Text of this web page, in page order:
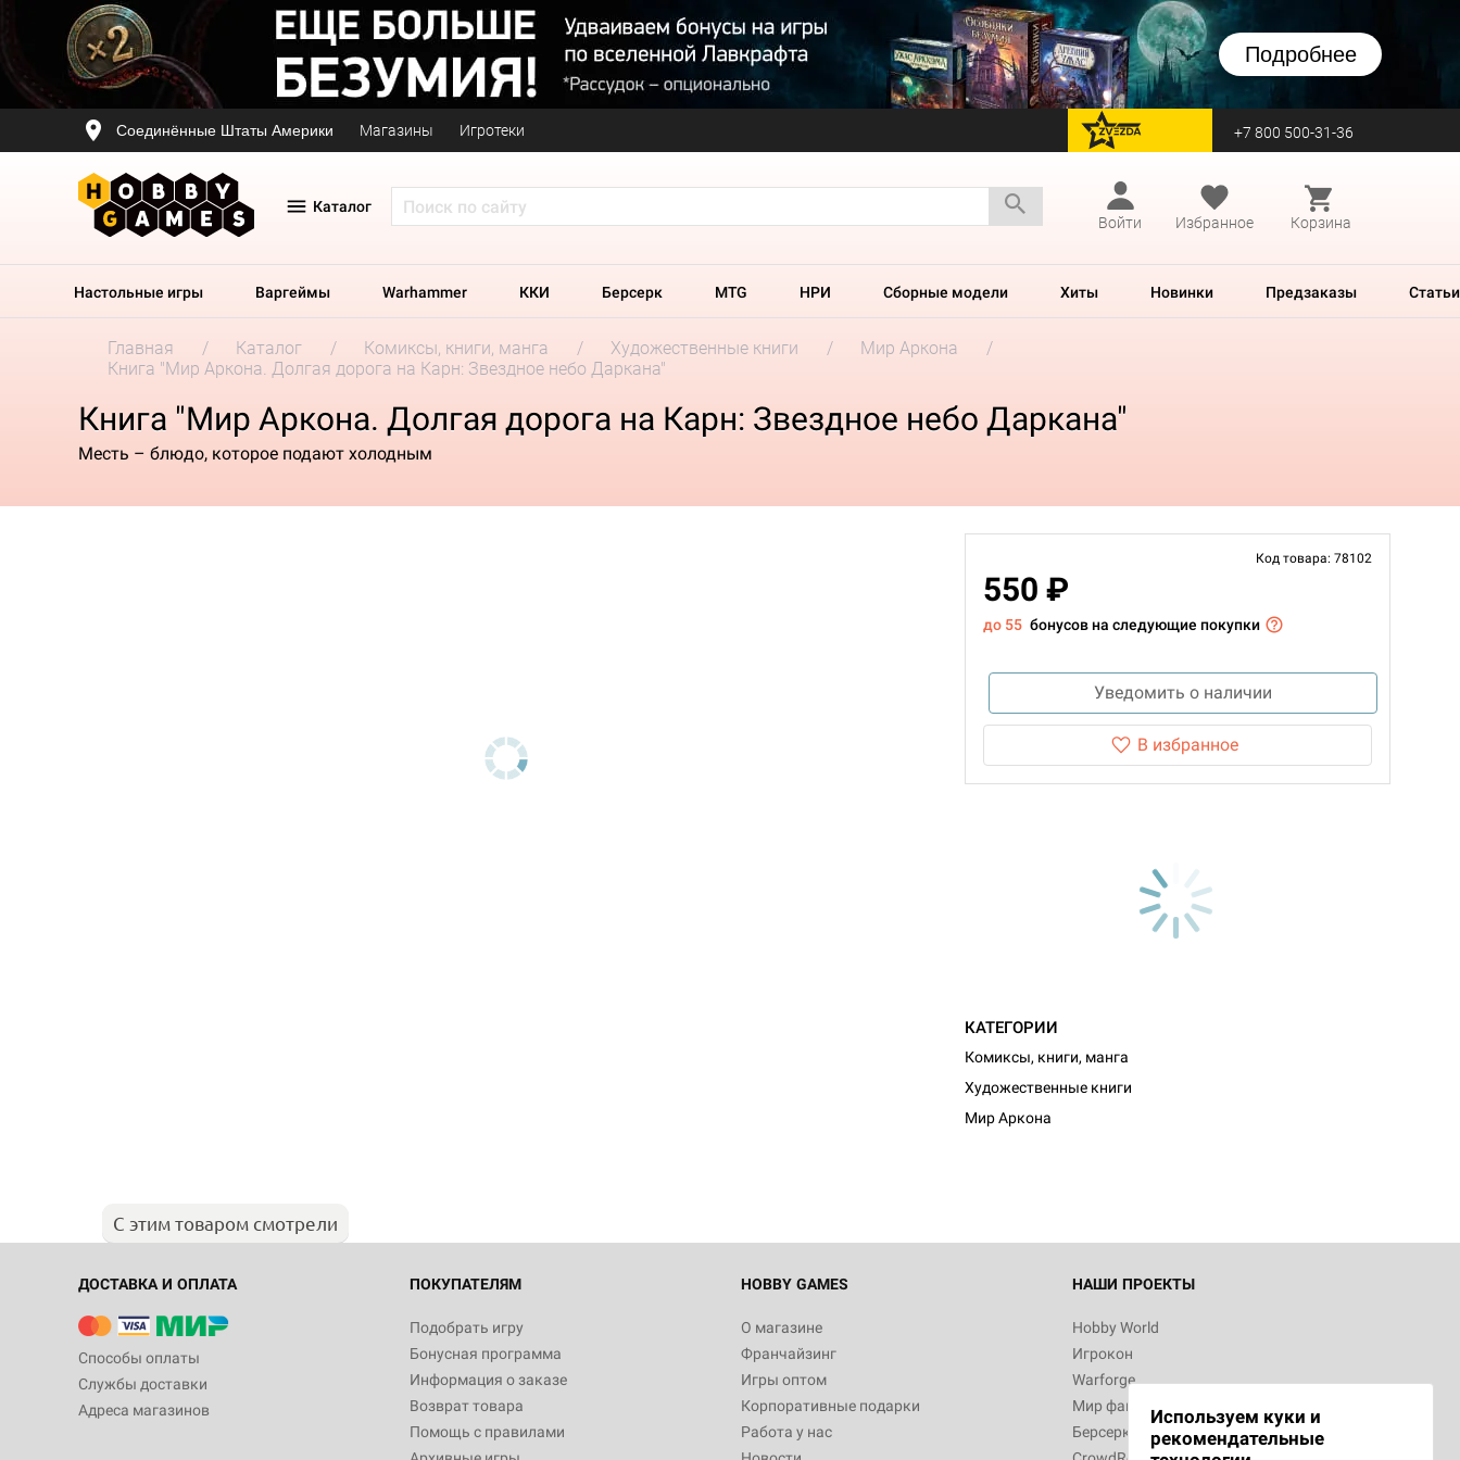
Подробнее
Соединённые Штаты Америки Магазины Игротеки перейти на Zvezda +7 800 500-31-36
Каталог
Войти
Избранное Корзина
Настольные игры Варгеймы Warhammer ККИ Берсерк MTG НРИ Сборные модели Хиты Новинки Предзаказы Статьи
Главная Каталог Комиксы, книги, манга Художественные книги
Мир Аркона
Книга "Мир Аркона. Долгая дорога на Карн: Звездное небо Даркана"
Книга "Мир Аркона. Долгая дорога на Карн: Звездное небо Даркана"
Месть – блюдо, которое подают холодным
Код товара: 78102
550 ₽
до 55 бонусов на следующие покупки
Уведомить о наличии
В избранное
КАТЕГОРИИ
Комиксы, книги, манга
Художественные книги
Мир Аркона
С этим товаром смотрели
ДОСТАВКА И ОПЛАТА
Способы оплаты
Службы доставки
Адреса магазинов
ПОКУПАТЕЛЯМ
Подобрать игру
Бонусная программа
Информация о заказе
Возврат товара
Помощь с правилами
HOBBY GAMES
О магазине
Франчайзинг
Игры оптом
Корпоративные подарки
Работа у нас
НАШИ ПРОЕКТЫ
Hobby World
Игрокон
Warforge
Мир фантастики
Берсерк
Используем куки и
рекомендательные